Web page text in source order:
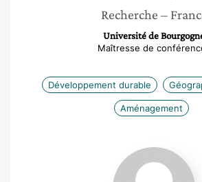
Recherche –
Université de
Maîtresse de
Développement durable
Aménagement
Élise
Vinet